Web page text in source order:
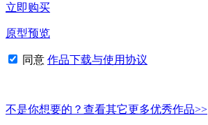
立即购买
原型预览
同意 作品下载与使用协议
不是你想要的？查看其它更多优秀作品>>